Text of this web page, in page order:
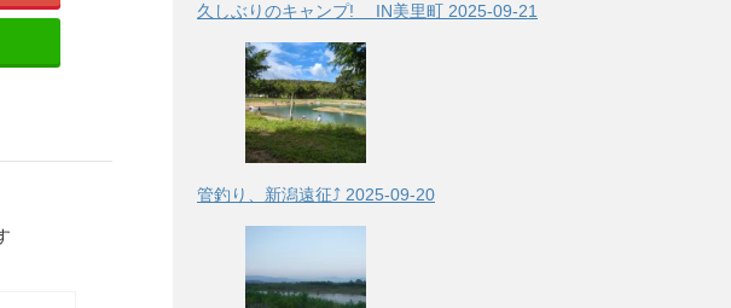
久しぶりのキャンプ! IN美里町 2025-09-21
管釣り、新潟遠征⤴ 2025-09-20